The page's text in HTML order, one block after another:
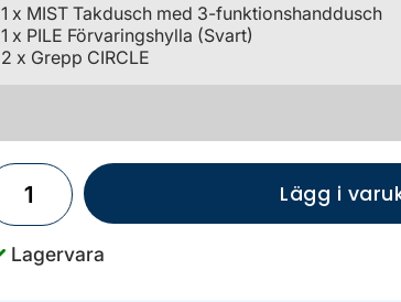
1 x MIST Takdusch med 3-funktionshanddusch
1 x PILE Förvaringshylla (Svart)
2 x Grepp CIRCLE
Lägg i
Lagervara